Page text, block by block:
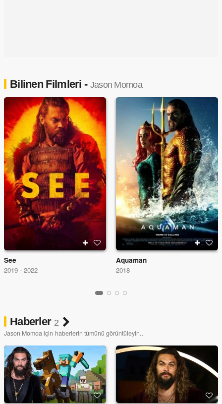
Bilinen Filmleri - Jason Momoa
See
2019 - 2022
Aquaman
2018
Haberler 2
Jason Momoa için haberlerin tümünü görüntüleyin..